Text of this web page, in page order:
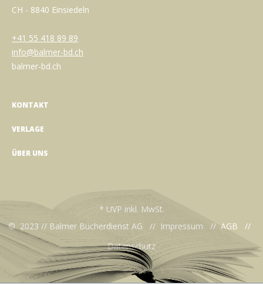
CH - 8840 Einsiedeln
+41 55 418 89 89
info@balmer-bd.ch
balmer-bd.ch
KONTAKT
VERLAGE
ÜBER UNS
* UVP inkl. MwSt.
© 2023 // Balmer Bücherdienst AG // Impressum // AGB //
Datenschutz